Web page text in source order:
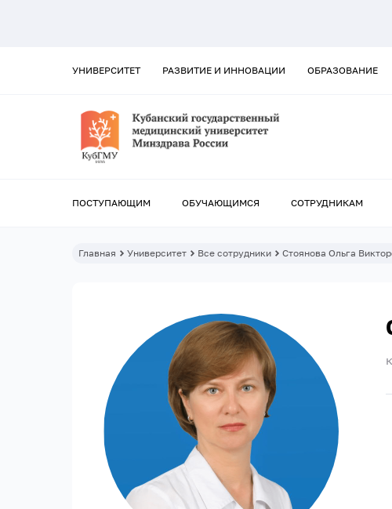
УНИВЕРСИТЕТ РАЗВИТИЕ И ИННОВАЦИИ ОБРАЗОВАНИЕ
ПОСТУПАЮЩИМ ОБУЧАЮЩИМСЯ СОТРУДНИКАМ
Главная Университет Все сотрудники Стоянова Ольга